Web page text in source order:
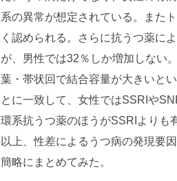
系の異常が想定されている。また
く認められる。さらに抗うつ薬に
が、男性では32％しか増加しない
葉・帯状回で結合容量が大きいと
とに一致して、女性ではSSRIや
環系抗うつ薬のほうがSSRIよりも
以上、性差によるうつ病の発現要
簡略にまとめてみた。